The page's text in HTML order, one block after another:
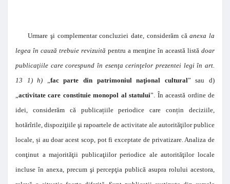
Urmare şi complementar concluziei date, considerăm căanexa la
legea în cauză trebuie revizuită pentru a menţine în această listă doar
publicaţiile care corespund în esenţa cerinţelor prezentei legi în art.
13 1) h) „fac parte din patrimoniul naţional cultural” sau d)
„activitate care constituie monopol al statului”. În această ordine de
idei, considerăm că publicațiile periodice care conțin deciziile,
hotărîrile, dispoziţiile şi rapoartele de activitate ale autorităţilor publice
locale, și au doar acest scop, pot fi exceptate de privatizare. Analiza de
conţinut a majorităţii publicaţiilor periodice ale autorităţilor locale
incluse în anexa, precum şi percepţia publică asupra rolului acestora,